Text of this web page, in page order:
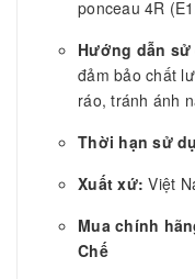
ponceau 4R
Hướng dẫn sử
đảm bảo chất
ráo, tránh ánh
Thời hạn sử
Xuất xứ:Việt
Mua chính
Chế